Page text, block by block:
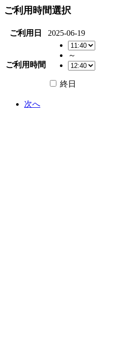
ご利用時間選択
ご利用日 2025-06-19
ご利用時間
～
終日
次へ